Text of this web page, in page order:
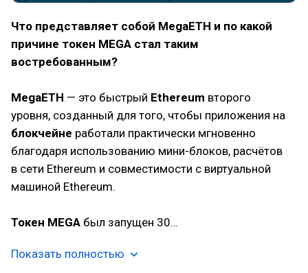
Что представляет собой MegaETH и по какой
причине токен MEGA стал таким
востребованным?
MegaETH — это быстрый Ethereum второго
уровня, созданный для того, чтобы приложения на
блокчейне работали практически мгновенно
благодаря использованию мини-блоков, расчётов
в сети Ethereum и совместимости с виртуальной
машиной Ethereum.
Токен MEGA был запущен 30…
Показать полностью